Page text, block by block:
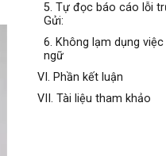
5. Tự đọc báo cáo lỗi
Gửi:
6. Không lạm dụng
ngữ
VI. Phần kết luận
VII. Tài liệu tham khảo